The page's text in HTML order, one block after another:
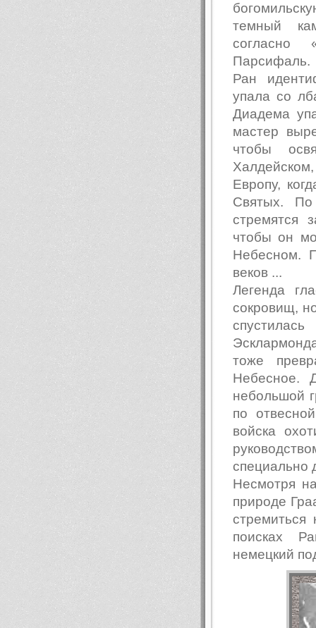
темный
согласно
Парсифаль.
Ран
упала со
Диадема
мастер
чтобы
Европу,
Святых.
стремятся
чтобы он
Небесном.
веков ...
Легенда
сокровищ,
тоже
Небесное.
небольшой
по
войска
специально
Несмотря
природе
стремиться
поисках
немецкий